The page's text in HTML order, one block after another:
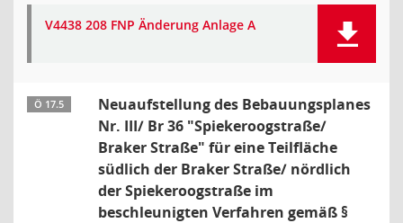
V4438 208 FNP Änderung Anlage A
Ö 17.5
Neuaufstellung des Bebauungsplanes
Nr. III/ Br 36 "Spiekeroogstraße/
Braker Straße" für eine Teilfläche
südlich der Braker Straße/ nördlich
der Spiekeroogstraße im
beschleunigten Verfahren gemäß §